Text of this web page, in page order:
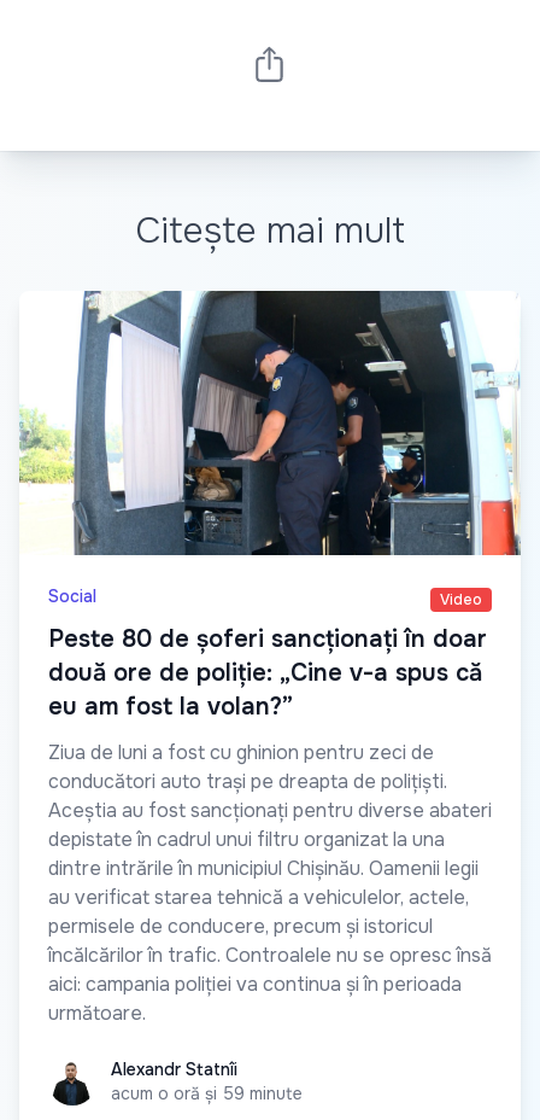
Citește mai mult
Social Video
Peste 80 de șoferi sancționați în doar
două ore de poliție: „Cine v-a spus că
eu am fost la volan?”
Ziua de luni a fost cu ghinion pentru zeci de
conducători auto trași pe dreapta de polițiști.
Aceștia au fost sancționați pentru diverse abateri
depistate în cadrul unui filtru organizat la una
dintre intrările în municipiul Chișinău. Oamenii legii
au verificat starea tehnică a vehiculelor, actele,
permisele de conducere, precum și istoricul
încălcărilor în trafic. Controalele nu se opresc însă
aici: campania poliției va continua și în perioada
următoare.
Alexandr Statnîi
Alexandr Statnîi
acum o oră și 59 minute